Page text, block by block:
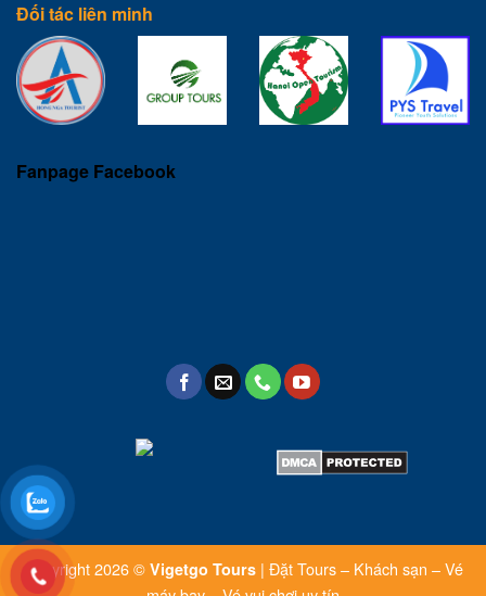
Đối tác liên minh
Fanpage Facebook
Copyright 2026 © Vigetgo Tours| Đặt Tours – Khách sạn – Vé